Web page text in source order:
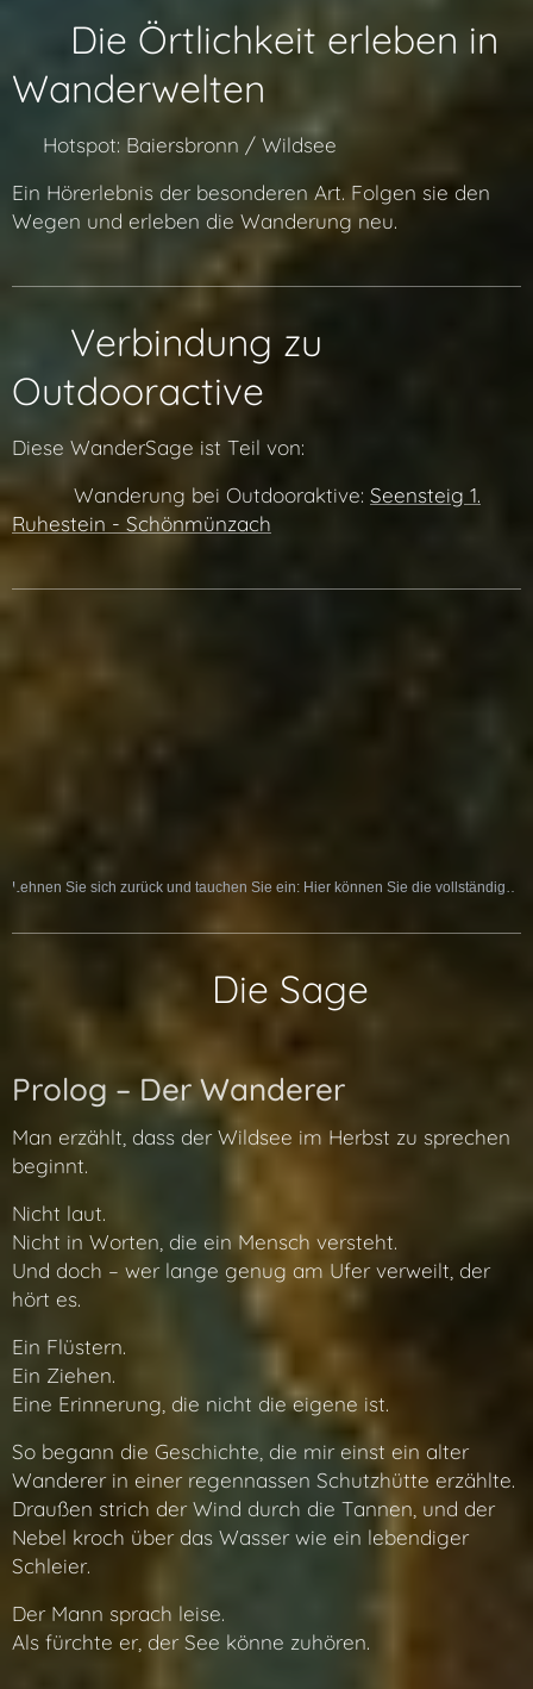
📍 Die Örtlichkeit erleben in
Wanderwelten
🔗 Hotspot: Baiersbronn / Wildsee
Ein Hörerlebnis der besonderen Art. Folgen sie den
Wegen und erleben die Wanderung neu.
🔗 Verbindung zu
Outdooractive
Diese WanderSage ist Teil von:
👉 🔗 Wanderung bei Outdooraktive: Seensteig 1.
Ruhestein - Schönmünzach
Lehnen Sie sich zurück und tauchen Sie ein: Hier können Sie die vollständige Sage als Hörspiel erleben:
📜 Die Sage
Prolog – Der Wanderer
Man erzählt, dass der Wildsee im Herbst zu sprechen
beginnt.
Nicht laut.
Nicht in Worten, die ein Mensch versteht.
Und doch – wer lange genug am Ufer verweilt, der
hört es.
Ein Flüstern.
Ein Ziehen.
Eine Erinnerung, die nicht die eigene ist.
So begann die Geschichte, die mir einst ein alter
Wanderer in einer regennassen Schutzhütte erzählte.
Draußen strich der Wind durch die Tannen, und der
Nebel kroch über das Wasser wie ein lebendiger
Schleier.
Der Mann sprach leise.
Als fürchte er, der See könne zuhören.